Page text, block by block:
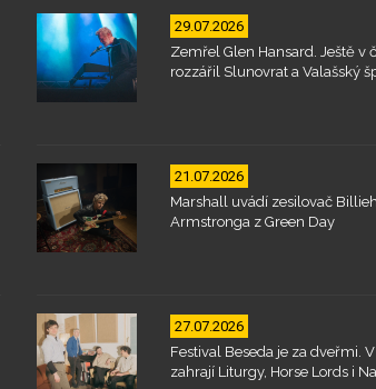
29.07.2026
Zemřel Glen Hansard. Ještě v
rozzářil Slunovrat a Valašský
21.07.2026
Marshall uvádí zesilovač
Armstronga z Green Day
27.07.2026
Festival Beseda je za dveřmi.
zahrají Liturgy, Horse Lords i